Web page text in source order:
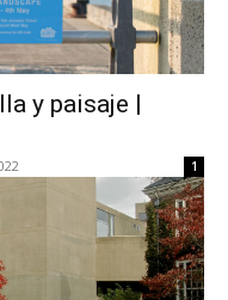
y paisaje |
1